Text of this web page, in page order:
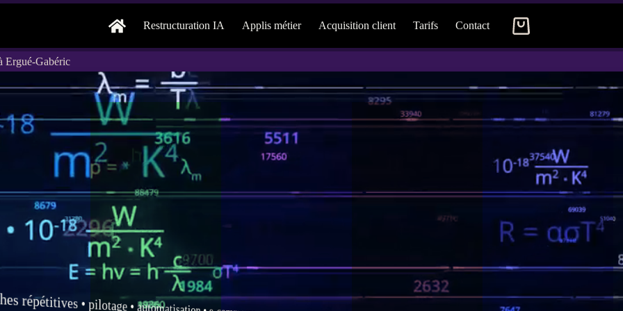
Restructuration IA Applis métier Acquisition client Tarifs Contact
Panier
Ergué-Gabéric
répétitives •pilotage •